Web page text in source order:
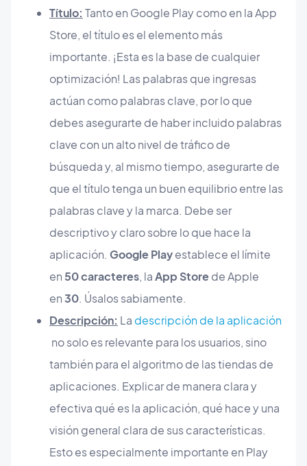
Título: Tanto en Google Play como en la App
Store, el título es el elemento más
importante. ¡Esta es la base de cualquier
optimización! Las palabras que ingresas
actúan como palabras clave, por lo que
debes asegurarte de haber incluido palabras
clave con un alto nivel de tráfico de
búsqueda y, al mismo tiempo, asegurarte de
que el título tenga un buen equilibrio entre las
palabras clave y la marca. Debe ser
descriptivo y claro sobre lo que hace la
aplicación. Google Playestablece el límite
en50 caracteres, laApp Storede Apple
en30. Úsalos sabiamente.
Descripción: La descripción de la aplicación
no solo es relevante para los usuarios, sino
también para el algoritmo de las tiendas de
aplicaciones. Explicar de manera clara y
efectiva qué es la aplicación, qué hace y una
visión general clara de sus características.
Esto es especialmente importante en Play